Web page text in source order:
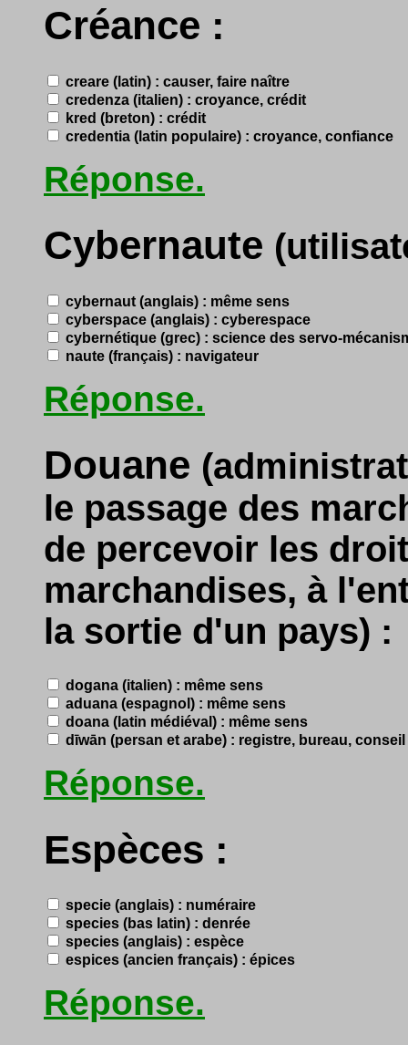
Créance :
creare (latin) : causer, faire naître
credenza (italien) : croyance, crédit
kred (breton) : crédit
credentia (latin populaire) : croyance, confiance
Réponse.
Cybernaute
cybernaut (anglais) : même sens
cyberspace (anglais) : cyberespace
cybernétique (grec) : science des servo-
naute (français) : navigateur
Réponse.
Douane
le passage des
de percevoir les
marchandises, à
la sortie d'un pays) :
dogana (italien) : même sens
aduana (espagnol) : même sens
doana (latin médiéval) : même sens
dīwān (persan et arabe) : registre, bureau,
Réponse.
Espèces :
specie (anglais) : numéraire
species (bas latin) : denrée
species (anglais) : espèce
espices (ancien français) : épices
Réponse.